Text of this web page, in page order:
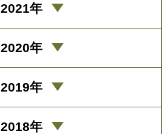
2021年
2020年
2019年
2018年